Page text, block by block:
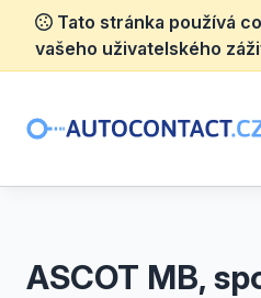
Tato stránka používá
vašeho uživatelského
ASCOT MB,